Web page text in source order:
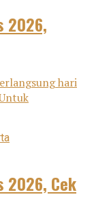
2026,
hari
2026, Cek